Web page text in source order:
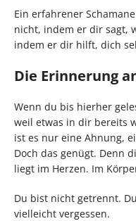
Ein erfahrener
nicht, indem er dir sagt,
indem er dir hilft, dich
Die Erinnerung
Wenn du bis hierher
weil etwas in dir bereits
ist es nur eine Ahnung,
Doch das genügt. Denn
liegt im Herzen. Im
Du bist nicht getrennt.
vielleicht vergessen.